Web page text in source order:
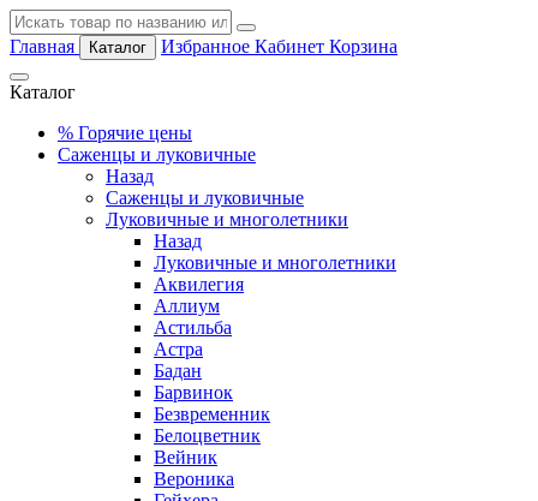
Главная Каталог Избранное Кабинет Корзина
Каталог
% Горячие цены
Саженцы и луковичные
Назад
Саженцы и луковичные
Луковичные и многолетники
Назад
Луковичные и многолетники
Аквилегия
Аллиум
Астильба
Астра
Бадан
Барвинок
Безвременник
Белоцветник
Вейник
Вероника